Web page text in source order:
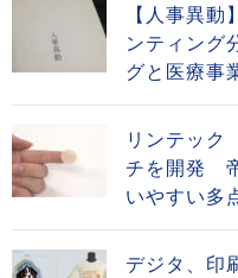
【人事異
ンティング
グと医療事
リンテック
チを開発
いやすい多
デジタ、印